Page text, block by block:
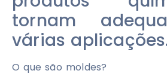
tornam
várias
O que são moldes?